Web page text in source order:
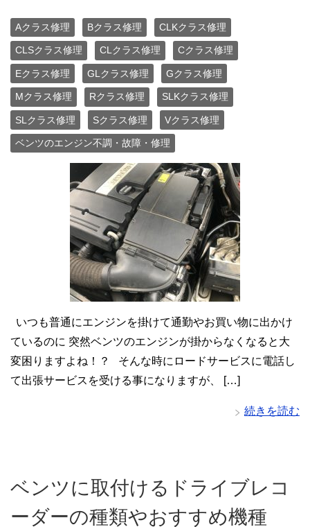
Aクラス修理 Bクラス修理 CLKクラス修理
CLSクラス修理 CLクラス修理 Cクラス修理
Eクラス修理 GLクラス修理 Gクラス修理
Mクラス修理 Rクラス修理 SLKクラス修理
SLクラス修理 Sクラス修理 Vクラス修理
ベンツのエンジン不調・故障・修理
いつも普通にエンジンを掛けて通勤やお買い物に出かけ
ているのに 突然ベンツのエンジンが掛からなくなると大
変困りますよね！？ そんな時にロードサービスに電話し
て出張サービスを受ける事になりますが、 […]
続きを読む
ベンツに取付けるドライブレコ
ーダーの種類やおすすめ機種